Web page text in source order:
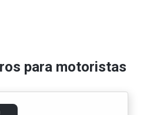
para motoristas